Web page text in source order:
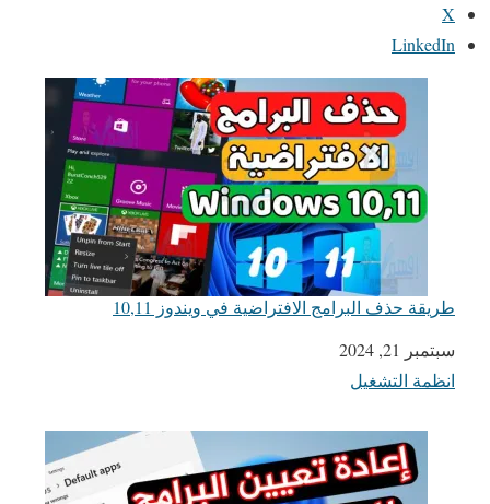
X
LinkedIn
طريقة حذف البرامج الافتراضية في ويندوز 10,11
التاريخ
سبتمبر 21, 2024
في ما يتعلق بما يأتي
انظمة التشغيل